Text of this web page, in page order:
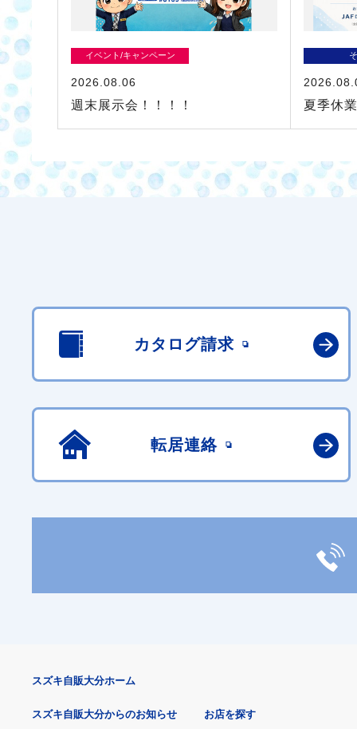
イベント/キャンペーン
2026.08.06
週末展示会！！！！ 夏季休
カタログ請求
転居連絡
スズキ自販大分ホーム
スズキ自販大分からのお知らせ お店を探す